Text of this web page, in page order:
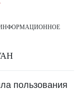
пользования